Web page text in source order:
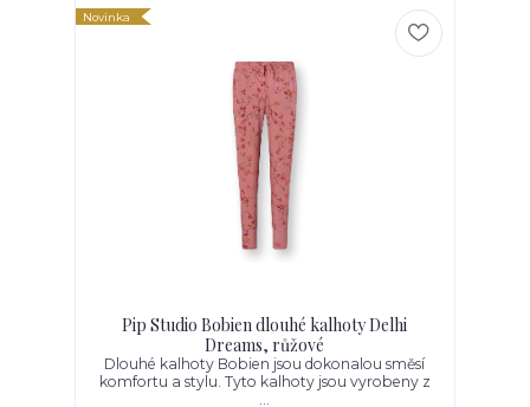
Novinka
Pip Studio Bobien dlouhé kalhoty Delhi
Dreams, růžové
Dlouhé kalhoty Bobien jsou dokonalou směsí
komfortu a stylu. Tyto kalhoty jsou vyrobeny z